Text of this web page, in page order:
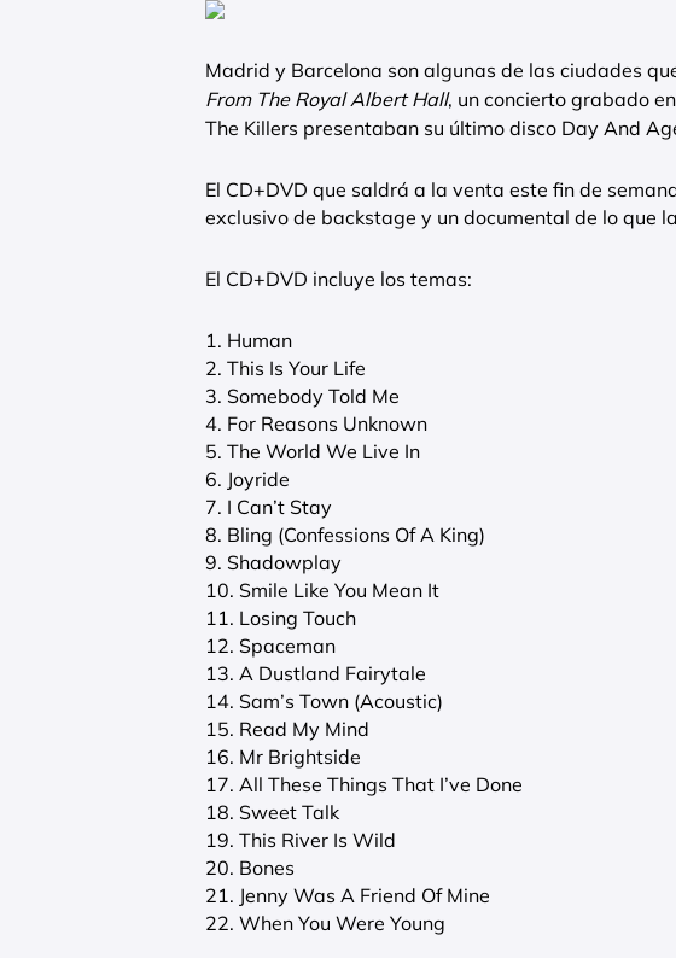
Madrid y Barcelona son algunas de las ciudades
From The Royal Albert Hall, un concierto grabado
The Killers presentaban su último disco Day And
El CD+DVD que saldrá a la venta este fin de
exclusivo de backstage y un documental de lo que
El CD+DVD incluye los temas:
1. Human
2. This Is Your Life
3. Somebody Told Me
4. For Reasons Unknown
5. The World We Live In
6. Joyride
7. I Can’t Stay
8. Bling (Confessions Of A King)
9. Shadowplay
10. Smile Like You Mean It
11. Losing Touch
12. Spaceman
13. A Dustland Fairytale
14. Sam’s Town (Acoustic)
15. Read My Mind
16. Mr Brightside
17. All These Things That I’ve Done
18. Sweet Talk
19. This River Is Wild
20. Bones
21. Jenny Was A Friend Of Mine
22. When You Were Young